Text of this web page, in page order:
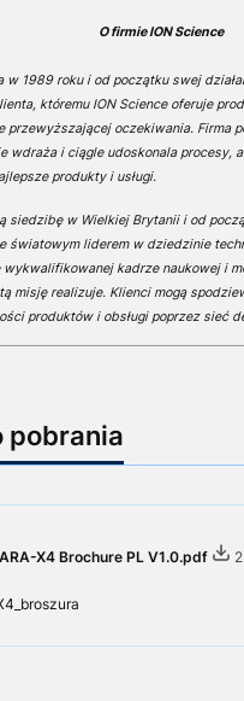
O firmie ION Science
w 1989 roku i od początku swej
któremu ION Science oferuje
przewyższającej oczekiwania. Firma
wdraża i ciągle udoskonala procesy,
produkty i usługi.
siedzibę w Wielkiej Brytanii i od
światowym liderem w dziedzinie
wykwalifikowanej kadrze naukowej i
misję realizuje. Klienci mogą
produktów i obsługi poprzez sieć
pobrania
ARA-X4 Brochure PL V1.0.pdf